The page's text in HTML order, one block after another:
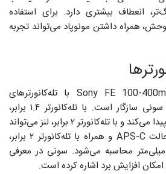
انعطاف بیشتری دارد. برای استفاده
همراه داشتن مونوپاد می‌تواند تجربه
لنز Sony FE 100-400mm F4.5 GM OSS با تله‌کانورترهای
SEL14TC و SEL20TC سونی سازگار است. با تله‌کانورتر ۱.۴ برابر،
فاصله کانونی مؤثر افزایش پیدا می‌کند و با تله‌کانورتر ۲ برابر، لنز می‌تواند
تا ۸۰۰ میلی‌متر برسد. در حالت APS-C و همراه با تله‌کانورتر ۲ برابر،
میدان دید معادل تا ۱۲۰۰ میلی‌متر محاسبه می‌شود. سونی در معرفی
افزایش برد اشاره کرده است.